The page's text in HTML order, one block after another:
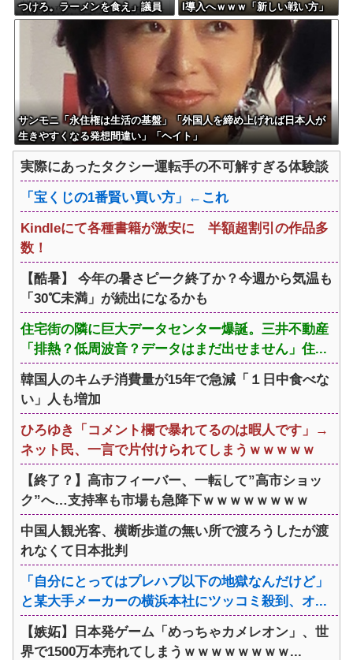
つけろ。ラーメンを食え」議員
らの投稿にバンス氏が猛反発…
ブリトーの価格めぐる議論、共
和党の内戦に発展
I導入へｗｗｗ「新しい戦い方」
への対応を急ぐ
サンモニ「永住権は生活の基盤」「外国人を締め上げれば日本人が
生きやすくなる発想間違い」「ヘイト」
実際にあったタクシー運転手の不可解すぎる体験談
「宝くじの1番賢い買い方」←これ
Kindleにて各種書籍が激安に 半額超割引の作品多
数！
【酷暑】 今年の暑さピーク終了か？今週から気温も
「30℃未満」が続出になるかも
住宅街の隣に巨大データセンター爆誕。三井不動産
「排熱？低周波音？データはまだ出せません」住...
韓国人のキムチ消費量が15年で急減「１日中食べな
い」人も増加
ひろゆき「コメント欄で暴れてるのは暇人です」→
ネット民、一言で片付けられてしまうｗｗｗｗｗ
【終了？】高市フィーバー、一転して”高市ショッ
ク”へ…支持率も市場も急降下ｗｗｗｗｗｗｗｗ
中国人観光客、横断歩道の無い所で渡ろうしたが渡
れなくて日本批判
「自分にとってはプレハブ以下の地獄なんだけど」
と某大手メーカーの横浜本社にツッコミ殺到、オ...
【嫉妬】日本発ゲーム「めっちゃカメレオン」、世
界で1500万本売れてしまうｗｗｗｗｗｗｗｗ...